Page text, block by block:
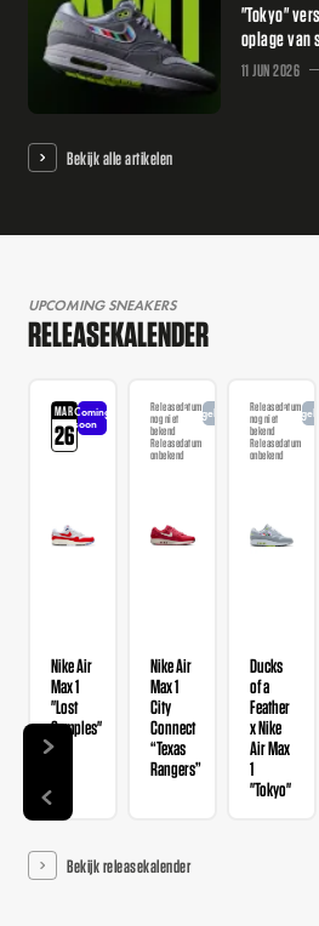
"Tokyo"
oplage van
11 JUN 2026
Bekijk alle artikelen
UPCOMING SNEAKERS
RELEASEKALENDER
MAR
26
Coming
soon
Nike Air
Max 1
"Lost
Samples"
Releasedatum
nog niet
bekend
Releasedatum
onbekend
Aangekondigd
Nike Air
Max 1
City
Connect
“Texas
Rangers”
Releasedatum
nog niet
bekend
Releasedatum
onbekend
Ducks
of a
Feather
x Nike
Air Max
1
"Tokyo"
Bekijk releasekalender